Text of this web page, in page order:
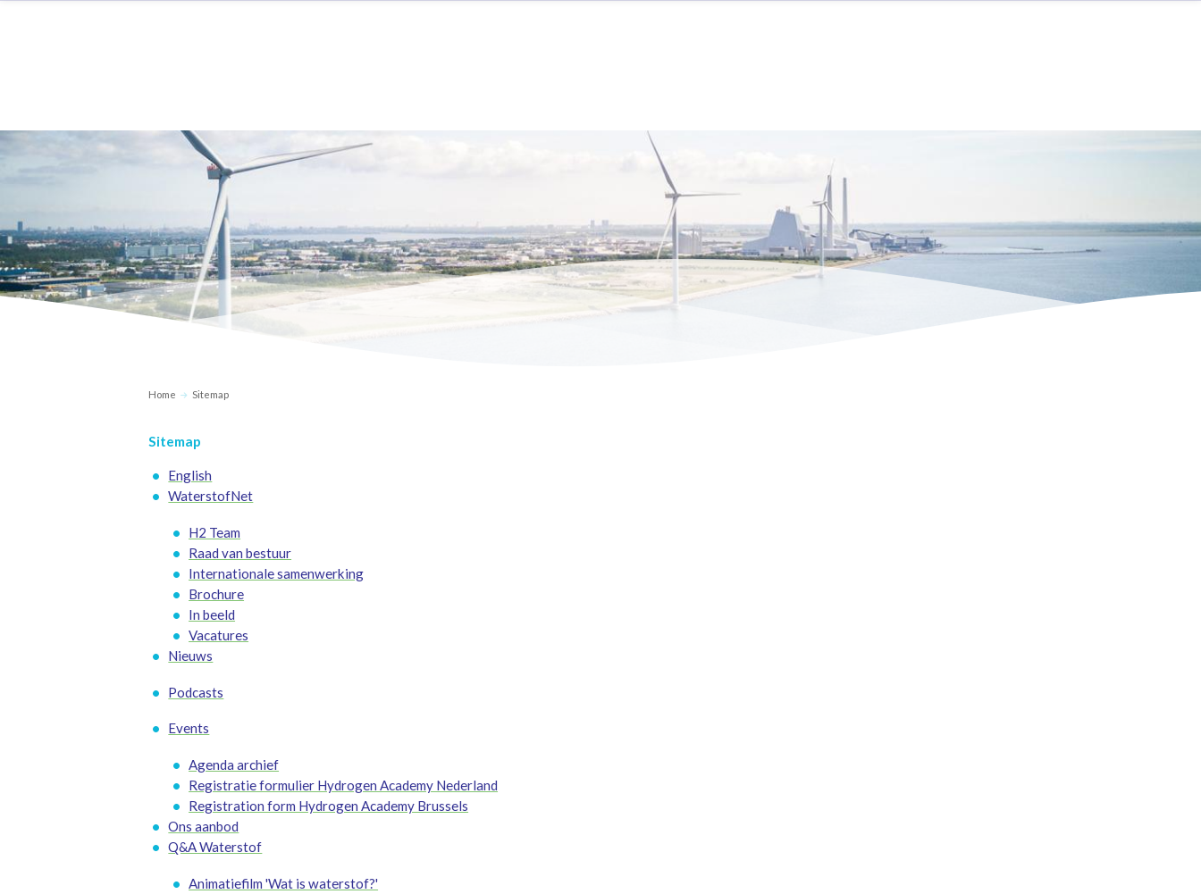
Home Sitemap
Sitemap
English
WaterstofNet
H2 Team
Raad van bestuur
Internationale samenwerking
Brochure
In beeld
Vacatures
Nieuws
Podcasts
Events
Agenda archief
Registratie formulier Hydrogen Academy Nederland
Registration form Hydrogen Academy Brussels
Ons aanbod
Q&A Waterstof
Animatiefilm 'Wat is waterstof?'